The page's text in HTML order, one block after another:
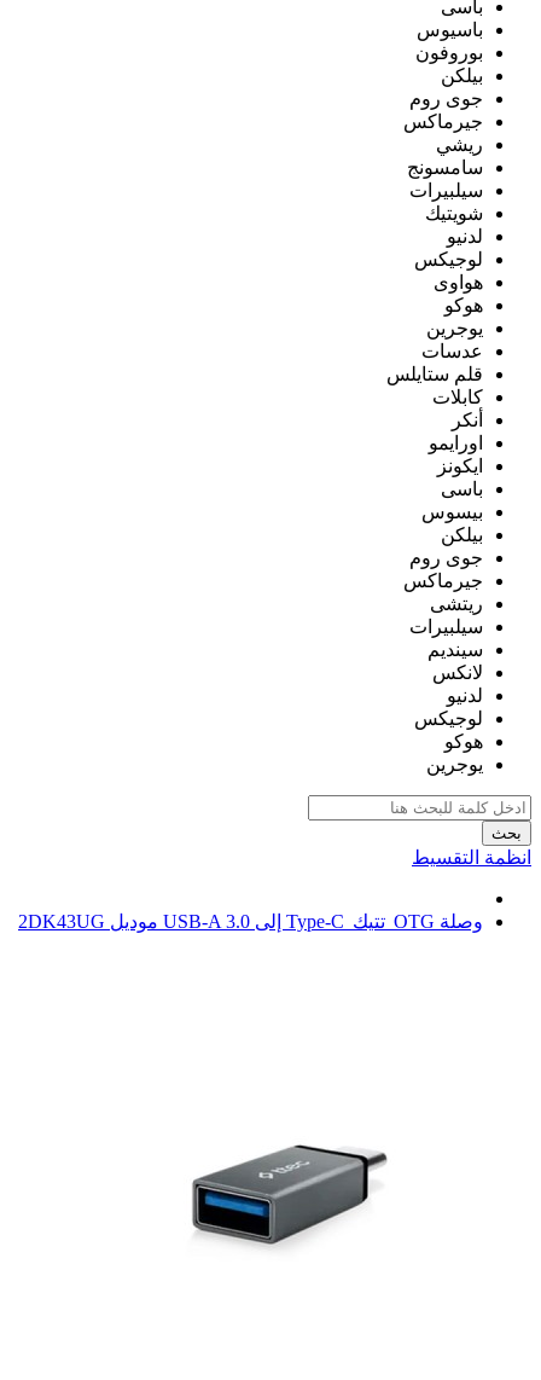
باسى
باسيوس
بوروفون
بيلكن
جوى روم
جيرماكس
ريشي
سامسونج
سيلبيرات
شويتيك
لدنيو
لوجيكس
هواوى
هوكو
يوجرين
عدسات
قلم ستايلس
كابلات
أنكر
اورايمو
ايكونز
باسى
بيسوس
بيلكن
جوى روم
جيرماكس
ريتشى
سيلبيرات
سينديم
لانكس
لدنيو
لوجيكس
هوكو
يوجرين
بحث
انظمة التقسيط
وصلة OTG تتيك Type‑C إلى USB‑A 3.0 موديل 2DK43UG